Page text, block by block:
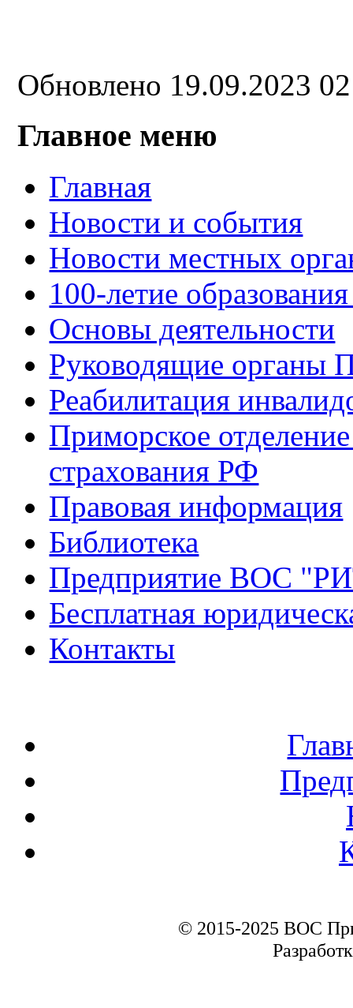
Обновлено 19.09.2023
Главное меню
Главная
Новости и события
Новости местных
100-летие
Основы деятельности
Руководящие органы
Реабилитация
Приморское
страхования РФ
Правовая информация
Библиотека
Предприятие ВОС
Бесплатная
Контакты
© 2015-2025 ВОС